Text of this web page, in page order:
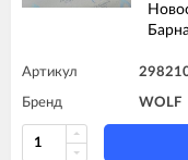
Артикул
Бренд WOLF